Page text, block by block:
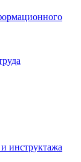
инструктажа